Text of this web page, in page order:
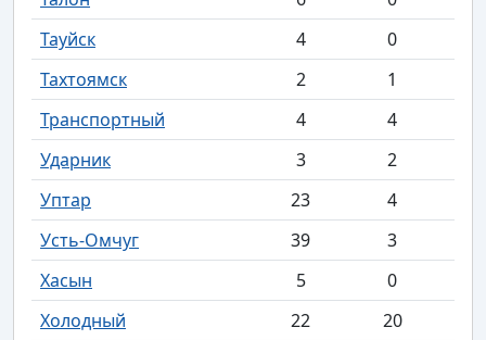
Тауйск
4
0
Тахтоямск
2
1
Транспортный
4
4
Ударник
3
2
Уптар
23
4
Усть-Омчуг
39
3
Хасын
5
0
Холодный
22
20